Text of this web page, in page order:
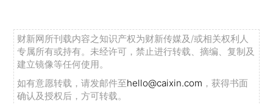
财新网所刊载内容之知识产权为财新传媒及/或相关权利人
专属所有或持有。未经许可，禁止进行转载、摘编、复制及
建立镜像等任何使用。
如有意愿转载，请发邮件至hello@caixin.com ，获得书面
确认及授权后，方可转载。